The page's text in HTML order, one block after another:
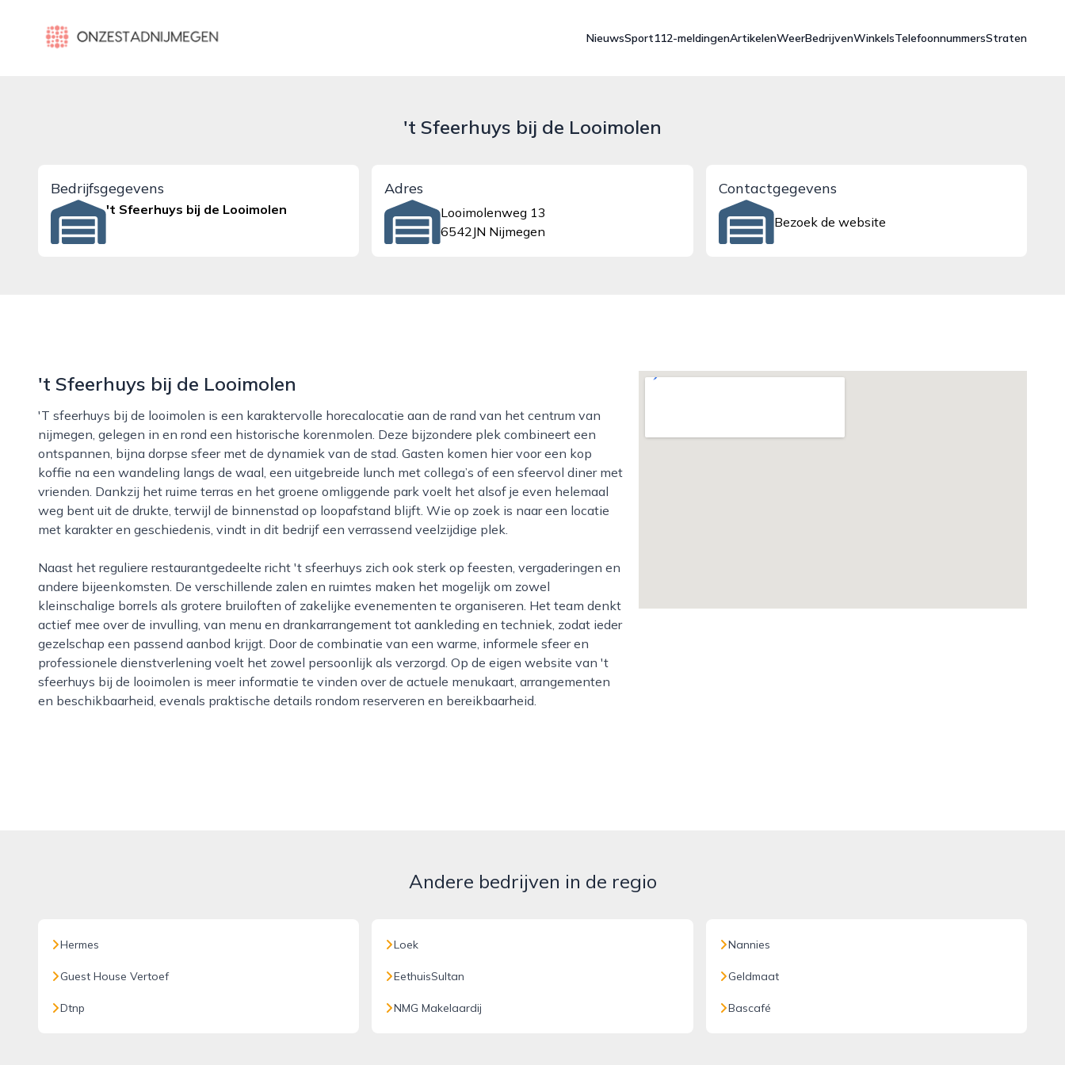
onzestadnijmegen.nl
NieuwsSport112-meldingenArtikelenWeerBedrijvenWinkelsTelefoonnummersStraten
't Sfeerhuys bij de Looimolen
Bedrijfsgegevens
't Sfeerhuys bij de Looimolen
Adres
Looimolenweg 13
6542JN Nijmegen
Contactgegevens
Bezoek de website
't Sfeerhuys bij de Looimolen
't sfeerhuys bij de looimolen is een karaktervolle horecalocatie aan de rand van het centrum van
nijmegen, gelegen in en rond een historische korenmolen. Deze bijzondere plek combineert een
ontspannen, bijna dorpse sfeer met de dynamiek van de stad. Gasten komen hier voor een kop
koffie na een wandeling langs de waal, een uitgebreide lunch met collega’s of een sfeervol diner met
vrienden. Dankzij het ruime terras en het groene omliggende park voelt het alsof je even helemaal
weg bent uit de drukte, terwijl de binnenstad op loopafstand blijft. Wie op zoek is naar een locatie
met karakter en geschiedenis, vindt in dit bedrijf een verrassend veelzijdige plek.
Naast het reguliere restaurantgedeelte richt 't sfeerhuys zich ook sterk op feesten, vergaderingen en
andere bijeenkomsten. De verschillende zalen en ruimtes maken het mogelijk om zowel
kleinschalige borrels als grotere bruiloften of zakelijke evenementen te organiseren. Het team denkt
actief mee over de invulling, van menu en drankarrangement tot aankleding en techniek, zodat ieder
gezelschap een passend aanbod krijgt. Door de combinatie van een warme, informele sfeer en
professionele dienstverlening voelt het zowel persoonlijk als verzorgd. Op de eigen website van 't
sfeerhuys bij de looimolen is meer informatie te vinden over de actuele menukaart, arrangementen
en beschikbaarheid, evenals praktische details rondom reserveren en bereikbaar­heid.
Andere bedrijven in de regio
Hermes
Guest House Vertoef
Dtnp
Loek
EethuisSultan
NMG Makelaardij
Nannies
Geldmaat
Bascafé